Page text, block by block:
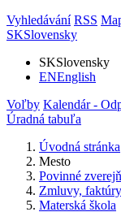
Vyhledávání RSS
SKSlovensky
SKSlovensky
ENEnglish
Voľby Kalendár -
Úradná tabuľa
Úvodná stránka
Mesto
Povinné
Zmluvy,
Materská škola